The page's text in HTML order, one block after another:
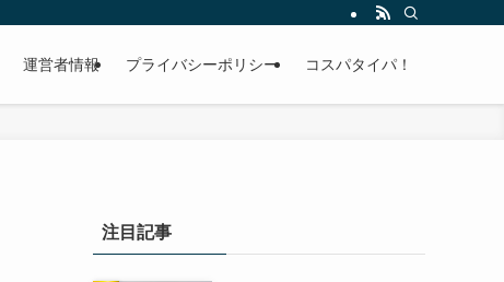
運営者情報 プライバシーポリシー コスパタイパ！
注目記事